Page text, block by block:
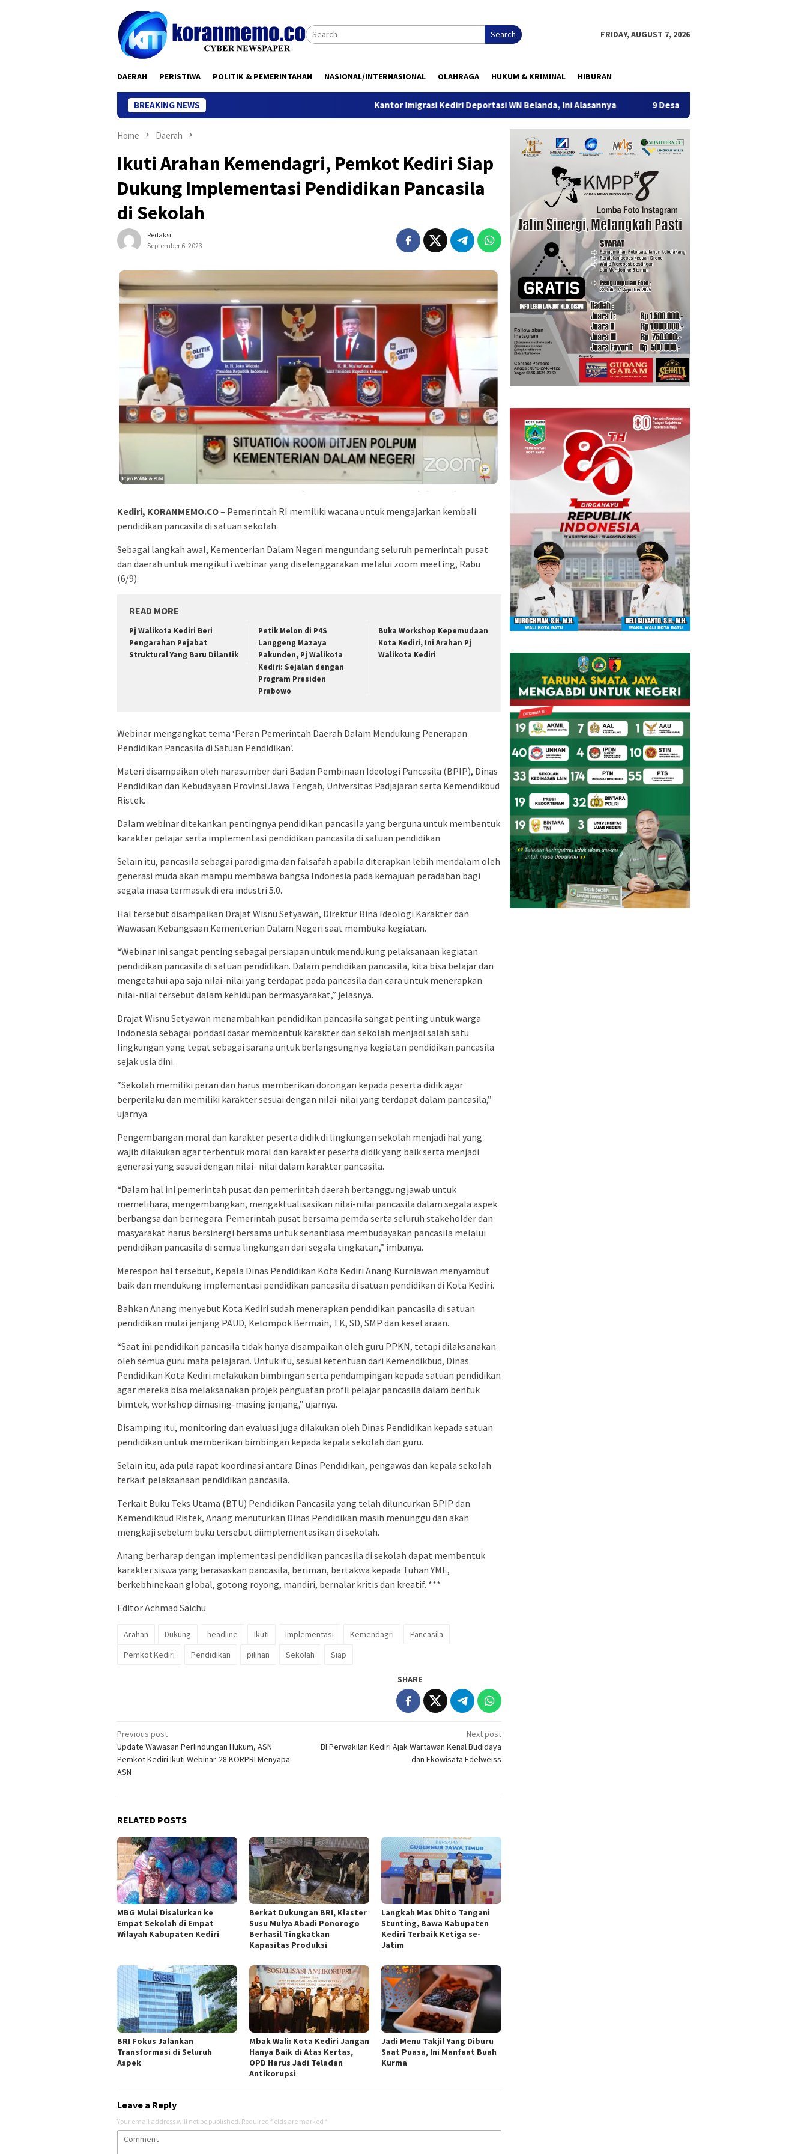
Search FRIDAY, AUGUST 7, 2026
DAERAH PERISTIWA POLITIK & PEMERINTAHAN NASIONAL/INTERNASIONAL OLAHRAGA HUKUM & KRIMINAL HIBURAN
BREAKING NEWS Kantor Imigrasi Kediri Deportasi WN Belanda, Ini Alasannya 9 Desa di 6 Kecamatan Tulungagung Alami Kekeringan
Home Daerah
Ikuti Arahan Kemendagri, Pemkot Kediri Siap
Dukung Implementasi Pendidikan Pancasila
di Sekolah
Redaksi
September 6, 2023
Kediri, KORANMEMO.CO– Pemerintah RI memiliki wacana untuk mengajarkan kembali
pendidikan pancasila di satuan sekolah.
Sebagai langkah awal, Kementerian Dalam Negeri mengundang seluruh pemerintah pusat
dan daerah untuk mengikuti webinar yang diselenggarakan melalui zoom meeting, Rabu
(6/9).
READ MORE
Pj Walikota Kediri Beri
Pengarahan Pejabat
Struktural Yang Baru Dilantik
Petik Melon di P4S
Langgeng Mazaya
Pakunden, Pj Walikota
Kediri: Sejalan dengan
Program Presiden
Prabowo
Buka Workshop Kepemudaan
Kota Kediri, Ini Arahan Pj
Walikota Kediri
Webinar mengangkat tema ‘Peran Pemerintah Daerah Dalam Mendukung Penerapan
Pendidikan Pancasila di Satuan Pendidikan’.
Materi disampaikan oleh narasumber dari Badan Pembinaan Ideologi Pancasila (BPIP), Dinas
Pendidikan dan Kebudayaan Provinsi Jawa Tengah, Universitas Padjajaran serta Kemendikbud
Ristek.
Dalam webinar ditekankan pentingnya pendidikan pancasila yang berguna untuk membentuk
karakter pelajar serta implementasi pendidikan pancasila di satuan pendidikan.
Selain itu, pancasila sebagai paradigma dan falsafah apabila diterapkan lebih mendalam oleh
generasi muda akan mampu membawa bangsa Indonesia pada kemajuan peradaban bagi
segala masa termasuk di era industri 5.0.
Hal tersebut disampaikan Drajat Wisnu Setyawan, Direktur Bina Ideologi Karakter dan
Wawasan Kebangsaan Kementerian Dalam Negeri saat membuka kegiatan.
“Webinar ini sangat penting sebagai persiapan untuk mendukung pelaksanaan kegiatan
pendidikan pancasila di satuan pendidikan. Dalam pendidikan pancasila, kita bisa belajar dan
mengetahui apa saja nilai-nilai yang terdapat pada pancasila dan cara untuk menerapkan
nilai-nilai tersebut dalam kehidupan bermasyarakat,” jelasnya.
Drajat Wisnu Setyawan menambahkan pendidikan pancasila sangat penting untuk warga
Indonesia sebagai pondasi dasar membentuk karakter dan sekolah menjadi salah satu
lingkungan yang tepat sebagai sarana untuk berlangsungnya kegiatan pendidikan pancasila
sejak usia dini.
“Sekolah memiliki peran dan harus memberikan dorongan kepada peserta didik agar
berperilaku dan memiliki karakter sesuai dengan nilai-nilai yang terdapat dalam pancasila,”
ujarnya.
Pengembangan moral dan karakter peserta didik di lingkungan sekolah menjadi hal yang
wajib dilakukan agar terbentuk moral dan karakter peserta didik yang baik serta menjadi
generasi yang sesuai dengan nilai- nilai dalam karakter pancasila.
“Dalam hal ini pemerintah pusat dan pemerintah daerah bertanggungjawab untuk
memelihara, mengembangkan, mengaktualisasikan nilai-nilai pancasila dalam segala aspek
berbangsa dan bernegara. Pemerintah pusat bersama pemda serta seluruh stakeholder dan
masyarakat harus bersinergi bersama untuk senantiasa membudayakan pancasila melalui
pendidikan pancasila di semua lingkungan dari segala tingkatan,” imbunya.
Merespon hal tersebut, Kepala Dinas Pendidikan Kota Kediri Anang Kurniawan menyambut
baik dan mendukung implementasi pendidikan pancasila di satuan pendidikan di Kota Kediri.
Bahkan Anang menyebut Kota Kediri sudah menerapkan pendidikan pancasila di satuan
pendidikan mulai jenjang PAUD, Kelompok Bermain, TK, SD, SMP dan kesetaraan.
“Saat ini pendidikan pancasila tidak hanya disampaikan oleh guru PPKN, tetapi dilaksanakan
oleh semua guru mata pelajaran. Untuk itu, sesuai ketentuan dari Kemendikbud, Dinas
Pendidikan Kota Kediri melakukan bimbingan serta pendampingan kepada satuan pendidikan
agar mereka bisa melaksanakan projek penguatan profil pelajar pancasila dalam bentuk
bimtek, workshop dimasing-masing jenjang,” ujarnya.
Disamping itu, monitoring dan evaluasi juga dilakukan oleh Dinas Pendidikan kepada satuan
pendidikan untuk memberikan bimbingan kepada kepala sekolah dan guru.
Selain itu, ada pula rapat koordinasi antara Dinas Pendidikan, pengawas dan kepala sekolah
terkait pelaksanaan pendidikan pancasila.
Terkait Buku Teks Utama (BTU) Pendidikan Pancasila yang telah diluncurkan BPIP dan
Kemendikbud Ristek, Anang menuturkan Dinas Pendidikan masih menunggu dan akan
mengkaji sebelum buku tersebut diimplementasikan di sekolah.
Anang berharap dengan implementasi pendidikan pancasila di sekolah dapat membentuk
karakter siswa yang berasaskan pancasila, beriman, bertakwa kepada Tuhan YME,
berkebhinekaan global, gotong royong, mandiri, bernalar kritis dan kreatif. ***
Editor Achmad Saichu
Arahan Dukung headline Ikuti Implementasi Kemendagri
Pancasila
Pemkot Kediri
Pendidikan pilihan Sekolah Siap
SHARE
Post
navigation
Previous post
Update Wawasan Perlindungan Hukum, ASN
Pemkot Kediri Ikuti Webinar-28 KORPRI Menyapa
ASN
Next post
BI Perwakilan Kediri Ajak Wartawan Kenal Budidaya
dan Ekowisata Edelweiss
RELATED POSTS
MBG Mulai Disalurkan ke
Empat Sekolah di Empat
Wilayah Kabupaten Kediri
Berkat Dukungan BRI, Klaster
Susu Mulya Abadi Ponorogo
Berhasil Tingkatkan
Kapasitas Produksi
Langkah Mas Dhito Tangani
Stunting, Bawa Kabupaten
Kediri Terbaik Ketiga se-
Jatim
BRI Fokus Jalankan
Transformasi di Seluruh
Aspek
Mbak Wali: Kota Kediri Jangan
Hanya Baik di Atas Kertas,
OPD Harus Jadi Teladan
Antikorupsi
Jadi Menu Takjil Yang Diburu
Saat Puasa, Ini Manfaat Buah
Kurma
Leave a Reply
Your email address will not be published. Required fields are marked *